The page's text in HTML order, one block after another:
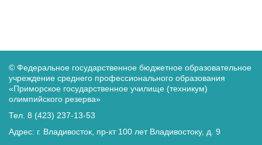
© Федеральное государственное бюджетное образовательное
учреждение среднего профессионального образования
«Приморское государственное училище (техникум)
олимпийского резерва»
Тел. 8 (423) 237-13-53
Адрес: г. Владивосток, пр-кт 100 лет Владивостоку, д. 9